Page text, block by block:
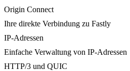
Origin Connect
Ihre direkte Verbindung zu Fastly
IP-Adressen
Einfache Verwaltung von IP-Adressen
HTTP/3 und QUIC